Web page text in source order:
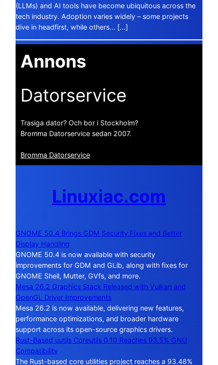
(LLMs) and AI tools have become ubiquitous across the
tech industry. Adoption varies widely – some projects
dive in headfirst, while others… […]
Annons
Datorservice
Trasiga dator? Och bor i Stockholm?
Bromma Datorservice sedan 2007.
Bromma Datorservice
Linuxiac.com
GNOME 50.4 Brings GDM Security Fixes and Better
Display Handling
GNOME 50.4 is now available with security
improvements for GDM and GLib, along with fixes for
GNOME Shell, Mutter, GVfs, and more.
Mesa 26.2 Graphics Stack Released with Vulkan and
OpenGL Driver Improvements
Mesa 26.2 is now available, delivering new features,
performance optimizations, and broader hardware
support across its open-source graphics drivers.
Rust-Based uutils Coreutils 0.10 Reaches 93.5% GNU
Compatibility
The Rust-based core utilities project reaches a 93.48%